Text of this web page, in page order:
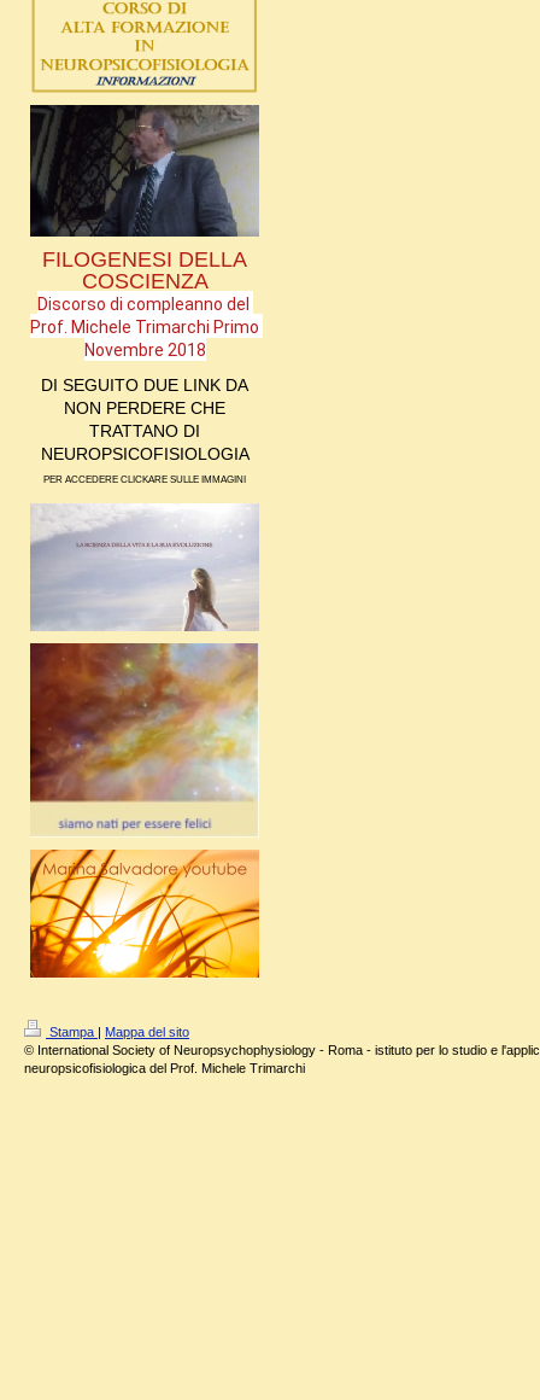
FILOGENESI DELLA
COSCIENZA
Discorso di compleanno del
Prof. Michele Trimarchi Primo
Novembre 2018
DI SEGUITO DUE LINK DA
NON PERDERE CHE
TRATTANO DI
NEUROPSICOFISIOLOGIA
PER ACCEDERE CLICKARE SULLE IMMAGINI
Stampa | Mappa del sito
© International Society of Neuropsychophysiology - Roma - istituto per lo studio e
neuropsicofisiologica del Prof. Michele Trimarchi